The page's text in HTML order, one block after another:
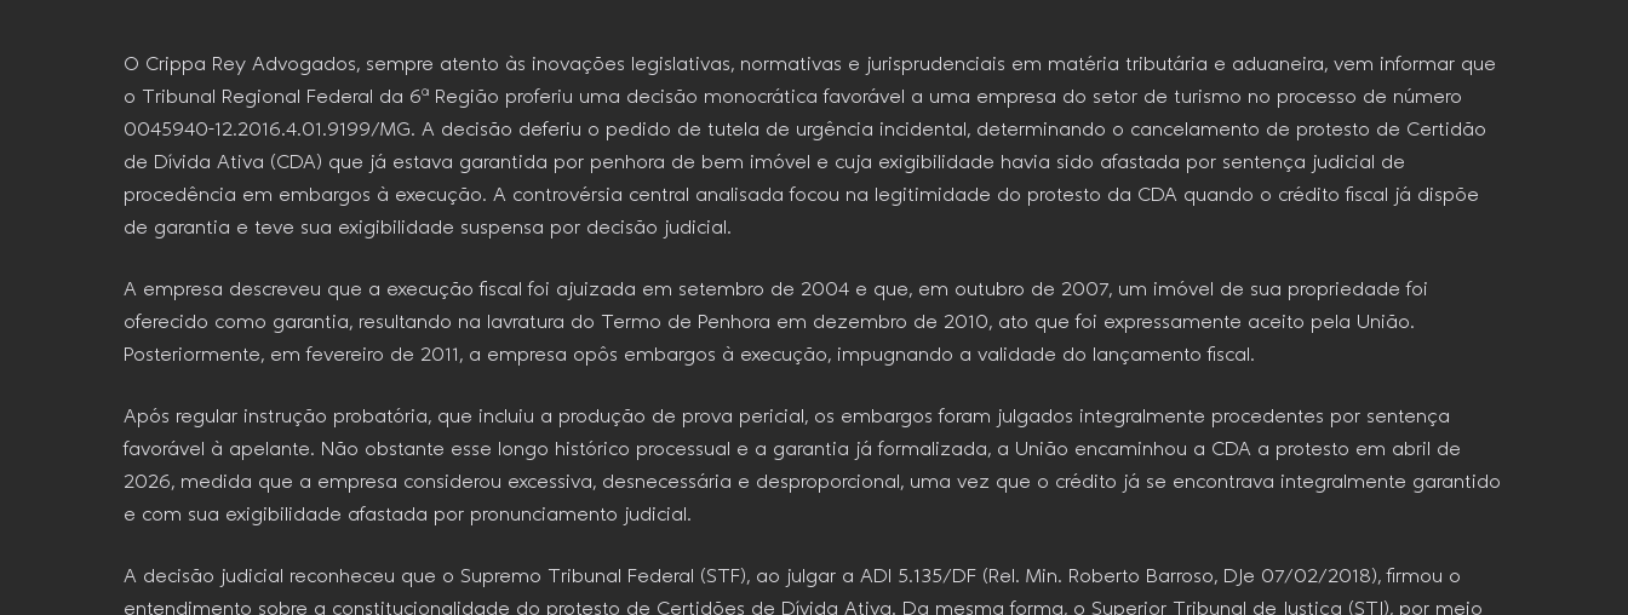
O Crippa Rey Advogados, sempre atento às inovações legislativas, normativas e jurisprudenciais em matéria tributária e aduaneira, vem informar que
o Tribunal Regional Federal da 6ª Região proferiu uma decisão monocrática favorável a uma empresa do setor de turismo no processo de número
0045940-12.2016.4.01.9199/MG. A decisão deferiu o pedido de tutela de urgência incidental, determinando o cancelamento de protesto de Certidão
de Dívida Ativa (CDA) que já estava garantida por penhora de bem imóvel e cuja exigibilidade havia sido afastada por sentença judicial de
procedência em embargos à execução. A controvérsia central analisada focou na legitimidade do protesto da CDA quando o crédito fiscal já dispõe
de garantia e teve sua exigibilidade suspensa por decisão judicial.
A empresa descreveu que a execução fiscal foi ajuizada em setembro de 2004 e que, em outubro de 2007, um imóvel de sua propriedade foi
oferecido como garantia, resultando na lavratura do Termo de Penhora em dezembro de 2010, ato que foi expressamente aceito pela União.
Posteriormente, em fevereiro de 2011, a empresa opôs embargos à execução, impugnando a validade do lançamento fiscal.
Após regular instrução probatória, que incluiu a produção de prova pericial, os embargos foram julgados integralmente procedentes por sentença
favorável à apelante. Não obstante esse longo histórico processual e a garantia já formalizada, a União encaminhou a CDA a protesto em abril de
2026, medida que a empresa considerou excessiva, desnecessária e desproporcional, uma vez que o crédito já se encontrava integralmente garantido
e com sua exigibilidade afastada por pronunciamento judicial.
A decisão judicial reconheceu que o Supremo Tribunal Federal (STF), ao julgar a ADI 5.135/DF (Rel. Min. Roberto Barroso, DJe 07/02/2018), firmou o
entendimento sobre a constitucionalidade do protesto de Certidões de Dívida Ativa. Da mesma forma, o Superior Tribunal de Justiça (STJ), por meio